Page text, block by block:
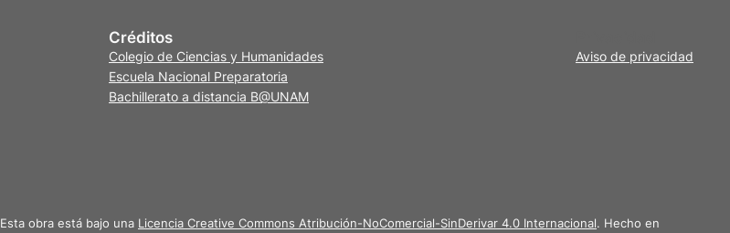
Créditos
Colegio de Ciencias y Humanidades
Escuela Nacional Preparatoria
Bachillerato a distancia B@UNAM
Aviso de privacidad
Esta obra está bajo una Licencia Creative Commons Atribución-NoComercial-SinDerivar 4.0 Internacional. Hecho en